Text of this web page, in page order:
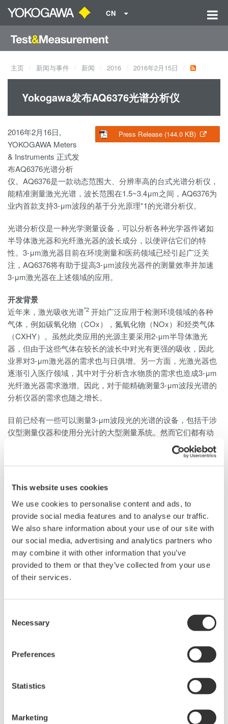
This website uses cookies
We use cookies to personalise content and ads, to
provide social media features and to analyse our traffic.
We also share information about your use of our site with
our social media, advertising and analytics partners who
may combine it with other information that you’ve
provided to them or that they’ve collected from your use
of their services.
Selection
Necessary
Preferences
Statistics
Marketing
CN
主页 新闻与事件 新闻 2016 2016年2月15日
Yokogawa发布AQ6376光谱分析仪
Press Release (144.0 KB)
2016年2月16日,
YOKOGAWA Meters
& Instruments 正式发
布AQ6376光谱分析
仪。AQ6376是一款动态范围大、分辨率高的台式光谱分析仪，
能精准测量激光光谱，波长范围在1.5~3.4μm之间，AQ6376为
业内首款支持3-μm波段的基于分光原理*1的光谱分析仪。
光谱分析仪是一种光学测量设备，可以分析各种光学器件诸如
半导体激光器和光纤激光器的波长成分，以便评估它们的特
性。3-μm激光器目前在环境测量和医药领域已经引起广泛关
注，AQ6376将有助于提高3-μm波段光器件的测量效率并加速
3-μm激光器在上述领域的应用。
开发背景
近年来，激光吸收光谱*2 开始广泛应用于检测环境领域的各种
气体，例如碳氧化物（COx），氮氧化物（NOx）和烃类气体
（CXHY）。虽然此类应用的光源主要采用2-μm半导体激光
器，但由于这些气体在较长的波长中对光有更强的吸收，因此
业界对3-μm激光器的需求也与日俱增。另一方面，光激光器也
逐渐引入医疗领域，其中对于分析含水物质的需求也造成3-μm
光纤激光器需求激增。因此，对于能精确测量3-μm波段光谱的
分析仪器的需求也随之增长。
目前已经有一些可以测量3-μm波段光的光谱的设备，包括干涉
仪型测量仪器和使用分光计的大型测量系统。然而它们都有动
态范围窄和波长分辨率低等缺点，从而降低了测量精度。因
此，市场急需可以突破上述局限的高性能光谱分析仪。
完善在可见光和近红外范围内光谱的测量技术。凭借在光谱分
析领域的专长，Yokogawa现已开发出AQ6376光谱分析仪，实
现3-μm中红外波段的测量。
产品特点：
1. 业界领先的测量范围
AQ6376拥有80dB功率测量动态范围和55dB邻近动态范围 ，与
当前基于干涉仪型的3-μm波段的测试仪器相比，分别要高出
态范围*4AQ6376足以实现对半导体激光器进行边模的准确测
AQ6376拥有业界最高的100pm波长分辨率，是当前用于3-μm
波段的干涉仪型仪器的三倍
3. 实现光谱精确测量
AQ6376还具备额外两项增强功能。一是可以清除分光镜内的水
分光镜由于其设计原理都有波长为入射光2~3倍的高阶衍射光的